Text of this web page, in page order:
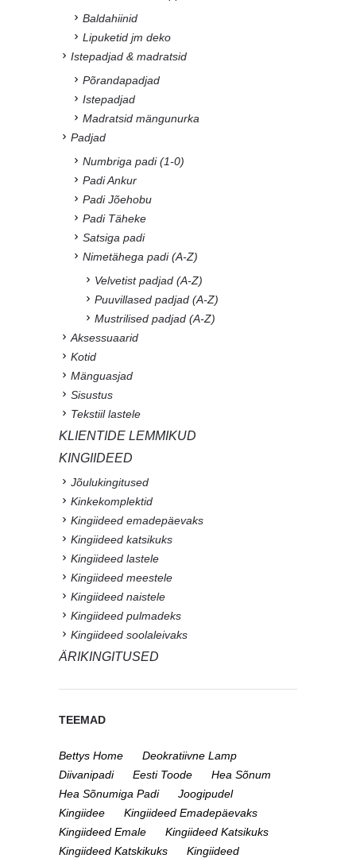
Baldahiinid
Lipuketid jm deko
Istepadjad & madratsid
Põrandapadjad
Istepadjad
Madratsid mängunurka
Padjad
Numbriga padi (1-0)
Padi Ankur
Padi Jõehobu
Padi Täheke
Satsiga padi
Nimetähega padi (A-Z)
Velvetist padjad (A-Z)
Puuvillased padjad (A-Z)
Mustrilised padjad (A-Z)
Aksessuaarid
Kotid
Mänguasjad
Sisustus
Tekstiil lastele
KLIENTIDE LEMMIKUD
KINGIIDEED
Jõulukingitused
Kinkekomplektid
Kingiideed emadepäevaks
Kingiideed katsikuks
Kingiideed lastele
Kingiideed meestele
Kingiideed naistele
Kingiideed pulmadeks
Kingiideed soolaleivaks
ÄRIKINGITUSED
TEEMAD
Bettys Home
Deokratiivne Lamp
Diivanipadi
Eesti Toode
Hea Sõnum
Hea Sõnumiga Padi
Joogipudel
Kingiidee
Kingiideed Emadepäevaks
Kingiideed Emale
Kingiideed Katsikuks
Kingiideed Katskikuks
Kingiideed